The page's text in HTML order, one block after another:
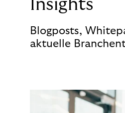
Insights
Blogposts,
aktuelle